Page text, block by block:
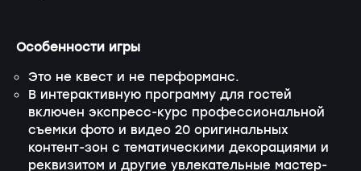
Особенности игры
Это не квест и не перформанс.
В интерактивную программу для гостей
включен экспресс-курс профессиональной
съемки фото и видео 20 оригинальных
контент-зон с тематическими декорациями и
реквизитом и другие увлекательные мастер-